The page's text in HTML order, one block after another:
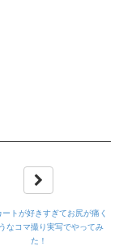
ートが好きすぎてお尻が痛く
なコマ撮り実写でやってみ
た！